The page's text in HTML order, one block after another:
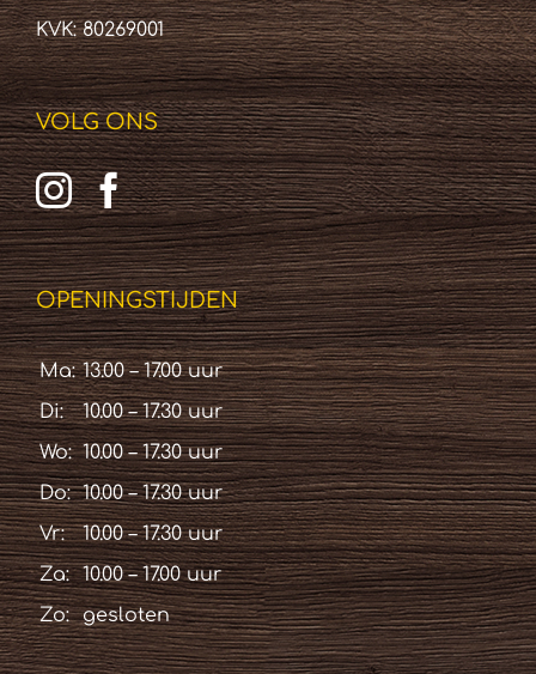
KVK: 80269001
VOLG ONS
OPENINGSTIJDEN
Ma: 13.00 – 17.00 uur
Di:
10.00 – 17.30 uur
Wo: 10.00 – 17.30 uur
Do: 10.00 – 17.30 uur
Vr:
10.00 – 17.30 uur
Za:
10.00 – 17.00 uur
Zo:
gesloten